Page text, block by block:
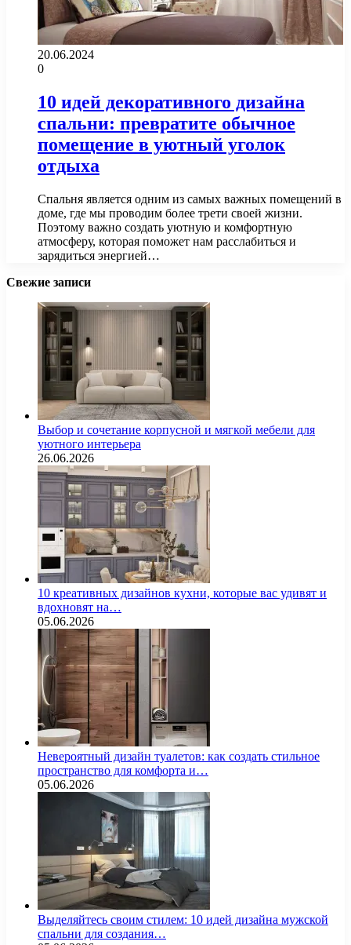
20.06.2024
0
10 идей декоративного дизайна
спальни: превратите обычное
помещение в уютный уголок
отдыха
Спальня является одним из самых важных помещений в
доме, где мы проводим более трети своей жизни.
Поэтому важно создать уютную и комфортную
атмосферу, которая поможет нам расслабиться и
зарядиться энергией…
Свежие записи
Выбор и сочетание корпусной и мягкой мебели для
уютного интерьера
26.06.2026
10 креативных дизайнов кухни, которые вас удивят и
вдохновят на…
05.06.2026
Невероятный дизайн туалетов: как создать стильное
пространство для комфорта и…
05.06.2026
Выделяйтесь своим стилем: 10 идей дизайна мужской
спальни для создания…